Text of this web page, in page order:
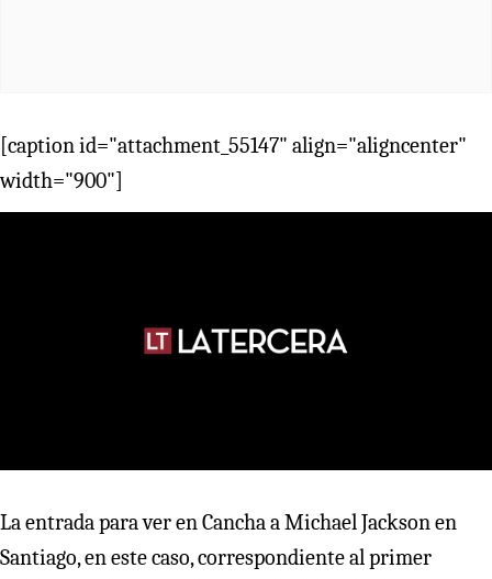
[caption id="attachment_55147" align="aligncenter"
width="900"]
La entrada para ver en Cancha a Michael Jackson en
Santiago, en este caso, correspondiente al primer